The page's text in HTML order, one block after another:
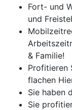
Fort- und
und
& Familie!
Profitieren
flachen
Sie haben
Sie